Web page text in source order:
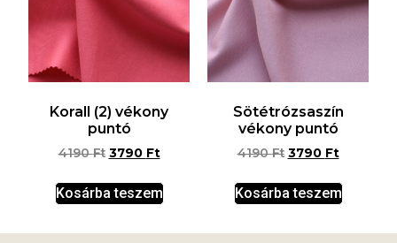
Korall (2) vékony
puntó
4190Ft 3790 Ft
Kosárba teszem
Sötétrózsaszín
vékony puntó
4190Ft 3790 Ft
Kosárba teszem